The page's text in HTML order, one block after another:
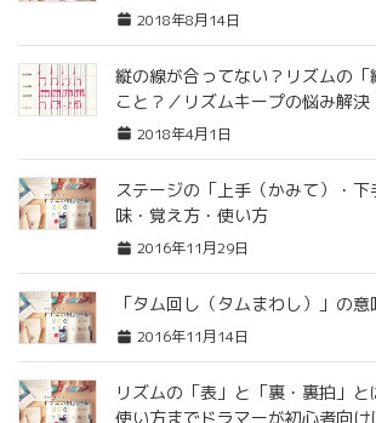
2018年8月14日
縦の線が合ってない？リズムの
こと？／リズムキープの悩み解決
2018年4月1日
ステージの「上手（かみて）・
味・覚え方・使い方
2016年11月29日
「タム回し（タムまわし）」の
2016年11月14日
リズムの「表」と「裏・裏拍」
使い方までドラマーが初心者向け